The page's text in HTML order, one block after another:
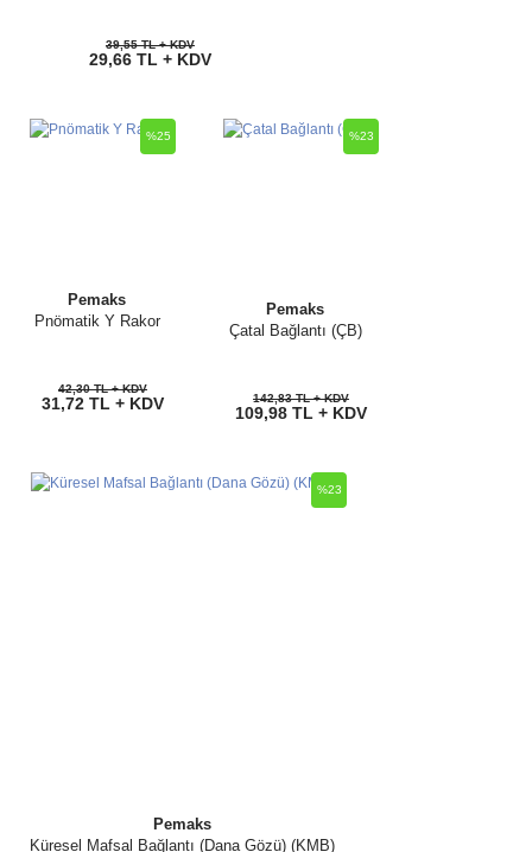
39,55 TL + KDV
29,66 TL + KDV
Pemaks
Pnömatik Y Rakor
%25
42,30 TL + KDV
31,72 TL + KDV
Pemaks
Çatal Bağlantı (ÇB)
%23
142,83 TL + KDV
109,98 TL + KDV
Pemaks
Küresel Mafsal Bağlantı (Dana Gözü) (KMB)
%23